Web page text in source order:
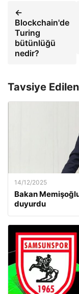
←
Blockchain'de
Turing
bütünlüğü
nedir?
Tavsiye
14/12/2025
Bakan
duyurdu